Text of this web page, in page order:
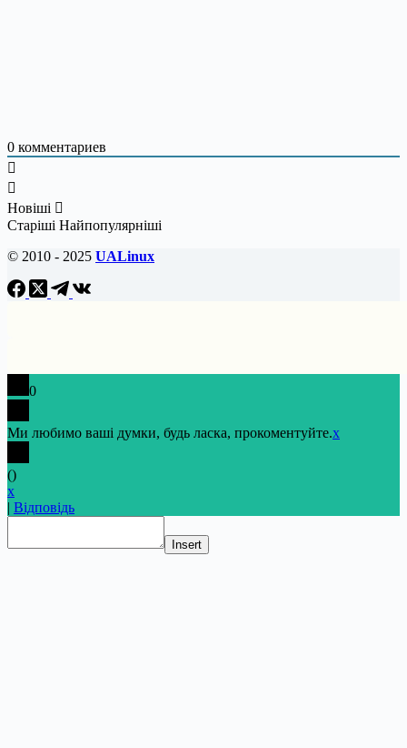
0 комментариев
Новіші
Старіші Найпопулярніші
© 2010 - 2025 UALinux
0
Ми любимо ваші думки, будь ласка, прокоментуйте.x
()
x
| Відповідь
Insert